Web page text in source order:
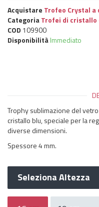
Acquistare Trofeo Crystal a
CategoriaTrofei di cristallo
COD 109900
DisponibilitàImmediato
Trophy sublimazione del
cristallo blu, speciale per la
diverse dimensioni.
Spessore 4 mm.
Seleziona Altezza